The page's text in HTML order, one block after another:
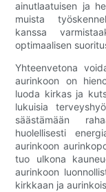
ainutlaatuisen ja
muista
kanssa
optimaalisen
Yhteenvetona
aurinkoon on
luoda kirkas ja
lukuisia
säästämään
huolellisesti
aurinkoon
tuo ulkona
aurinkoon
kirkkaan ja